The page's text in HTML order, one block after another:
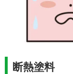
断熱塗料